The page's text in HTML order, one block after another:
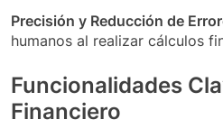
Precisión y Reducción de
humanos al realizar cálculos
Funcionalidades
Financiero